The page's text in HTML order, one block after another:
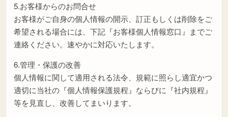
5.お客様からのお問合せ
お客様がご自身の個人情報の開示、訂正もしくは削除をご
希望される場合には、下記『お客様個人情報窓口』までご
連絡ください。速やかに対応いたします。
6.管理・保護の改善
個人情報に関して適用される法令、規範に照らし適宜かつ
適切に当社の『個人情報保護規程』ならびに『社内規程』
等を見直し、改善してまいります。